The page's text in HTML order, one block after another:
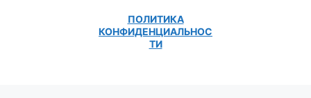
ПОЛИТИКА
КОНФИДЕНЦИАЛЬНОС
ТИ